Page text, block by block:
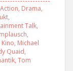
Action, Drama,
,
Talk,
,
Kino, Michael
Quaid,
, Tom